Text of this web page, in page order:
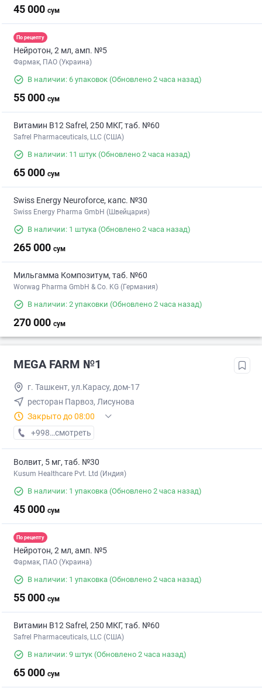
45 000 сум
По рецепту
Нейротон, 2 мл, амп. №5
Фармак, ПАО (Украина)
В наличии: 6 упаковок (Обновлено 2 часа назад)
55 000 сум
Витамин В12 Safrel, 250 МКГ, таб. №60
Safrel Pharmaceuticals, LLC (США)
В наличии: 11 штук (Обновлено 2 часа назад)
65 000 сум
Swiss Energy Neuroforce, капс. №30
Swiss Energy Pharma GmbH (Швейцария)
В наличии: 1 штука (Обновлено 2 часа назад)
265 000 сум
Мильгамма Композитум, таб. №60
Worwag Pharma GmbH & Co. KG (Германия)
В наличии: 2 упаковки (Обновлено 2 часа назад)
270 000 сум
MEGA FARM №1
г. Ташкент, ул.Карасу, дом-17
ресторан Парвоз, Лисунова
Закрыто до 08:00
+998 (71) XXX-XX-XX
смотреть
Волвит, 5 мг, таб. №30
Kusum Healthcare Pvt. Ltd (Индия)
В наличии: 1 упаковка (Обновлено 2 часа назад)
45 000 сум
По рецепту
Нейротон, 2 мл, амп. №5
Фармак, ПАО (Украина)
В наличии: 1 упаковка (Обновлено 2 часа назад)
55 000 сум
Витамин В12 Safrel, 250 МКГ, таб. №60
Safrel Pharmaceuticals, LLC (США)
В наличии: 9 штук (Обновлено 2 часа назад)
65 000 сум